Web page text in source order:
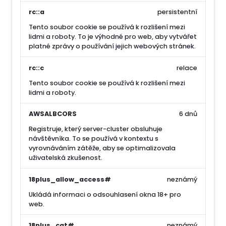
rc::a
Tento soubor cookie se používá k rozlišení mezi
lidmi a roboty. To je výhodné pro web, aby vytvářet
platné zprávy o používání jejich webových stránek.
persistentní
rc::c
Tento soubor cookie se používá k rozlišení mezi
lidmi a roboty.
relace
AWSALBCORS
Registruje, který server-cluster obsluhuje
návštěvníka. To se používá v kontextu s
vyrovnáváním zátěže, aby se optimalizovala
uživatelská zkušenost.
6 dnů
18plus_allow_access#
Ukládá informaci o odsouhlasení okna 18+ pro
web.
neznámý